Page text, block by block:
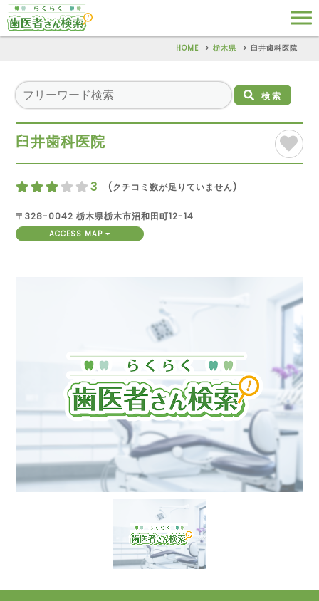
HOME 栃木県 臼井歯科医院
検索
臼井歯科医院
3 (クチコミ数が足りていません)
〒328-0042 栃木県栃木市沼和田町12-14
ACCESS MAP